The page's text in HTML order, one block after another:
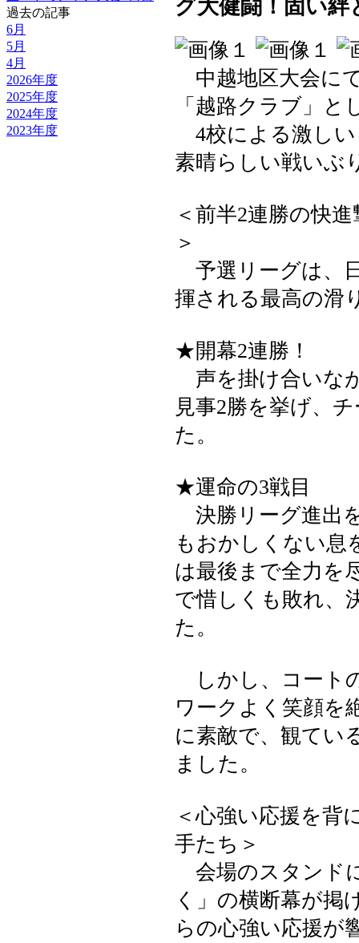
過去の記事
6月
5月
4月
2026年度
2025年度
2024年度
2023年度
グ大健闘！固い
中越地区大会に
「越路クラブ」
4校による激しい
素晴らしい戦いぶ
＜前半2連勝の快
＞
予選リーグは、
揮される最高の滑
★開幕2連勝！
声を掛け合いな
見事2勝を挙げ、
た。
★運命の3戦目
決勝リーグ進出
もおかしくない息
は最後まで全力を
で惜しくも敗れ、
た。
しかし、コート
ワークよく笑顔を
に素敵で、観てい
ました。
＜心強い応援を背
手たち＞
会場のスタンド
く」の横断幕が掲
らの心強い応援が